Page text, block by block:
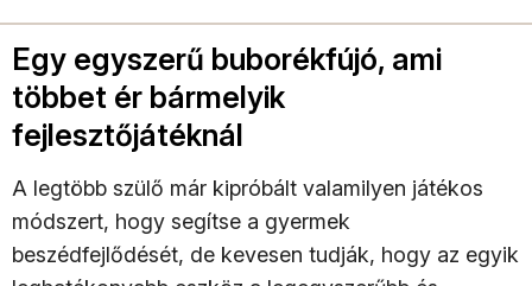
Egy egyszerű buborékfújó, ami
többet ér bármelyik
fejlesztőjátéknál
A legtöbb szülő már kipróbált valamilyen játékos
módszert, hogy segítse a gyermek
beszédfejlődését, de kevesen tudják, hogy az egyik